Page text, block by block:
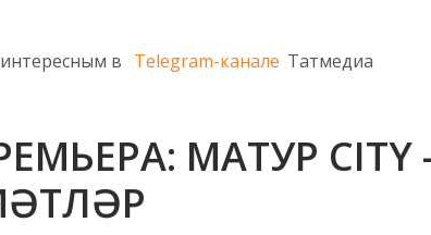
в Telegram-канале Татмедиа
МАТУР